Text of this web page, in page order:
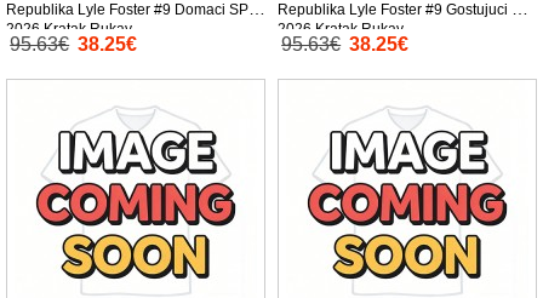
Republika Lyle Foster #9 Domaci SP
2026 Kratak Rukav
95.63€ 38.25€
Republika Lyle Foster #9 Gostujuci SP
2026 Kratak Rukav
95.63€ 38.25€